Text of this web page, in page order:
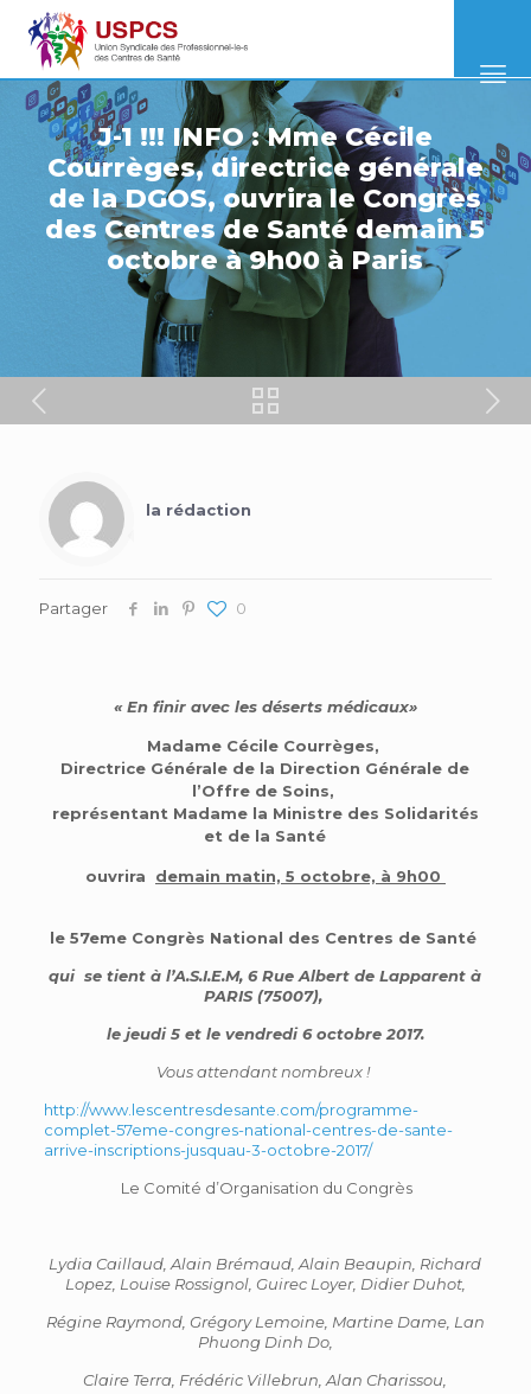
J-1 !!! INFO : Mme Cécile
Courrèges, directrice générale
de la DGOS, ouvrira le Congrès
des Centres de Santé demain 5
octobre à 9h00 à Paris
Partager 0
la rédaction
« En finir avec les déserts médicaux»
Madame Cécile Courrèges,
Directrice Générale de la Direction Générale de
l’Offre de Soins,
représentant Madame la Ministre des Solidarités
et de la Santé
ouvrira demain matin, 5 octobre, à 9h00
le 57eme Congrès National des Centres de Santé
qui se tient à l’A.S.I.E.M, 6 Rue Albert de Lapparent à
PARIS (75007),
le jeudi 5 et le vendredi 6 octobre 2017.
Vous attendant nombreux !
http://www.lescentresdesante.com/programme-
complet-57eme-congres-national-centres-de-sante-
arrive-inscriptions-jusquau-3-octobre-2017/
Le Comité d’Organisation du Congrès
Lydia Caillaud, Alain Brémaud, Alain Beaupin, Richard
Lopez, Louise Rossignol, Guirec Loyer, Didier Duhot,
Régine Raymond, Grégory Lemoine, Martine Dame, Lan
Phuong Dinh Do,
Claire Terra, Frédéric Villebrun,Alan Charissou,